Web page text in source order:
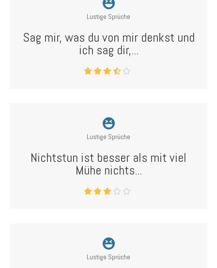
Lustige Sprüche
Sag mir, was du von mir denkst und
ich sag dir,...
Lustige Sprüche
Nichtstun ist besser als mit viel
Mühe nichts...
Lustige Sprüche